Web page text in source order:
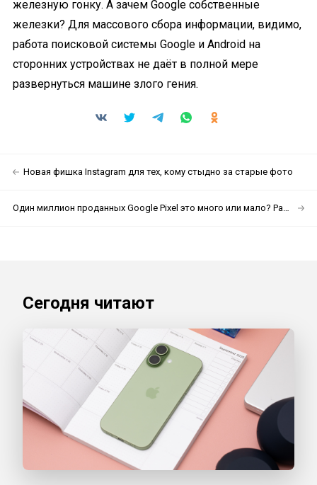
железную гонку. А зачем Google собственные
железки? Для массового сбора информации, видимо,
работа поисковой системы Google и Android на
сторонних устройствах не даёт в полной мере
развернуться машине злого гения.
Новая фишка Instagram для тех, кому стыдно за старые фото
Один миллион проданных Google Pixel это много или мало? Разбираемся в цифрах
Сегодня читают